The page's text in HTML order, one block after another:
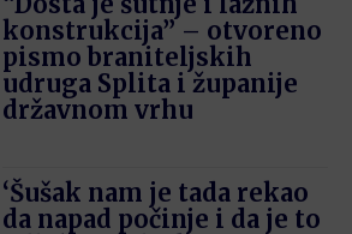
konstrukcija” – otvoreno
pismo braniteljskih
udruga Splita i županije
državnom vrhu
‘Šušak nam je tada rekao
da napad počinje i da je to